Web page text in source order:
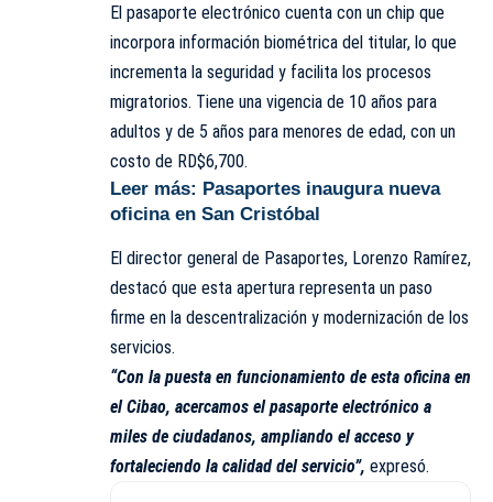
El pasaporte electrónico cuenta con un chip que
incorpora información biométrica del titular, lo que
incrementa la seguridad y facilita los procesos
migratorios. Tiene una vigencia de 10 años para
adultos y de 5 años para menores de edad, con un
costo de RD$6,700.
Leer más: Pasaportes inaugura nueva
oficina en San Cristóbal
El director general de Pasaportes, Lorenzo Ramírez,
destacó que esta apertura representa un paso
firme en la descentralización y modernización de los
servicios.
“Con la puesta en funcionamiento de esta oficina en
el Cibao, acercamos el pasaporte electrónico a
miles de ciudadanos, ampliando el acceso y
fortaleciendo la calidad del servicio”, expresó.